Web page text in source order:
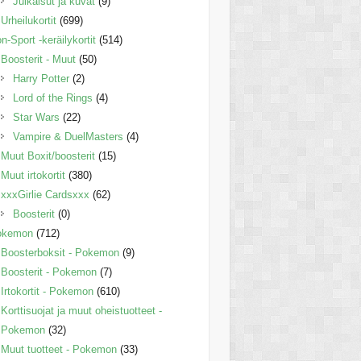
Urheilukortit (699)
Sport -keräilykortit (514)
Boosterit - Muut (50)
Harry Potter (2)
Lord of the Rings (4)
Star Wars (22)
Vampire & DuelMasters (4)
Muut Boxit/boosterit (15)
Muut irtokortit (380)
xxxGirlie Cardsxxx (62)
Boosterit (0)
(712)
Boosterboksit - Pokemon (9)
Boosterit - Pokemon (7)
Irtokortit - Pokemon (610)
Korttisuojat ja muut oheistuotteet -
Pokemon (32)
Muut tuotteet - Pokemon (33)